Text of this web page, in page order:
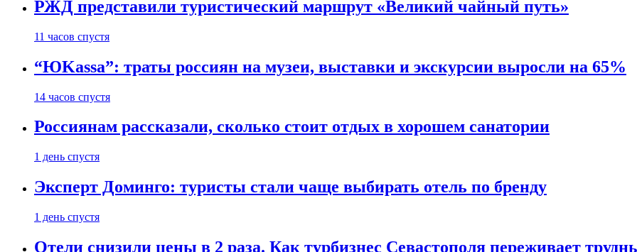
РЖД представили туристический маршрут «Великий чайный путь»
11 часов спустя
“ЮKassa”: траты россиян на музеи, выставки и экскурсии выросли на 65%
14 часов спустя
Россиянам рассказали, сколько стоит отдых в хорошем санатории
1 день спустя
Эксперт Доминго: туристы стали чаще выбирать отель по бренду
1 день спустя
Отели снизили цены в 2 раза. Как турбизнес Севастополя переживает